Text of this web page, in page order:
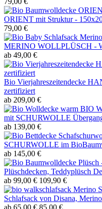
ORIENT mit Struktur -
79,00 €
MERINO WOLLPLÜSCH -
ab 49,00 €
Bio Vierjahreszeitendecke
zertifiziert
ab 209,00 €
BIO
mit SCHURWOLLE
ab 139,00 €
SCHURWOLLE im
ab 145,00 €
Plüschdecken, Teddyplüsch
ab 99,00 € 109,90 €
Schlafsack von Disana,